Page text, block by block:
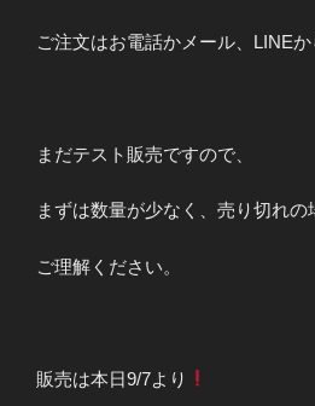
ご注文はお電話かメール、LINEか
まだテスト販売ですので、
まずは数量が少なく、売り切れの
ご理解ください。
販売は本日9/7より